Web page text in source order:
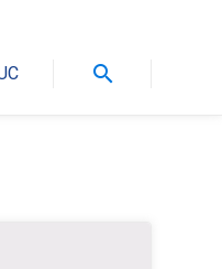
search